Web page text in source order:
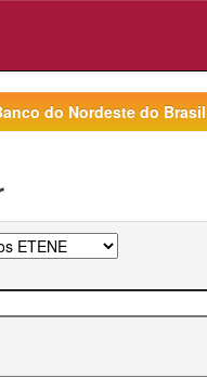
do Nordeste do Brasil